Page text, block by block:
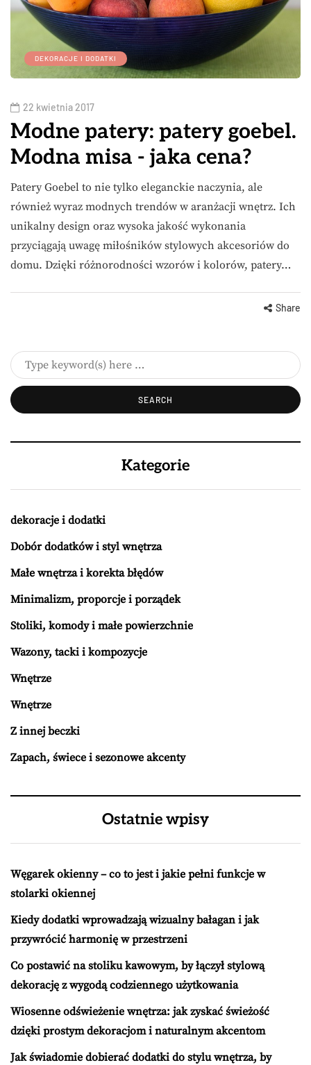
DEKORACJE I DODATKI
22 kwietnia 2017
Modne patery: patery goebel.
Modna misa - jaka cena?
Patery Goebel to nie tylko eleganckie naczynia, ale
również wyraz modnych trendów w aranżacji wnętrz. Ich
unikalny design oraz wysoka jakość wykonania
przyciągają uwagę miłośników stylowych akcesoriów do
domu. Dzięki różnorodności wzorów i kolorów, patery…
Share
Kategorie
dekoracje i dodatki
Dobór dodatków i styl wnętrza
Małe wnętrza i korekta błędów
Minimalizm, proporcje i porządek
Stoliki, komody i małe powierzchnie
Wazony, tacki i kompozycje
Wnętrze
Wnętrze
Z innej beczki
Zapach, świece i sezonowe akcenty
Ostatnie wpisy
Węgarek okienny – co to jest i jakie pełni funkcje w
stolarki okiennej
Kiedy dodatki wprowadzają wizualny bałagan i jak
przywrócić harmonię w przestrzeni
Co postawić na stoliku kawowym, by łączył stylową
dekorację z wygodą codziennego użytkowania
Wiosenne odświeżenie wnętrza: jak zyskać świeżość
dzięki prostym dekoracjom i naturalnym akcentom
Jak świadomie dobierać dodatki do stylu wnętrza, by